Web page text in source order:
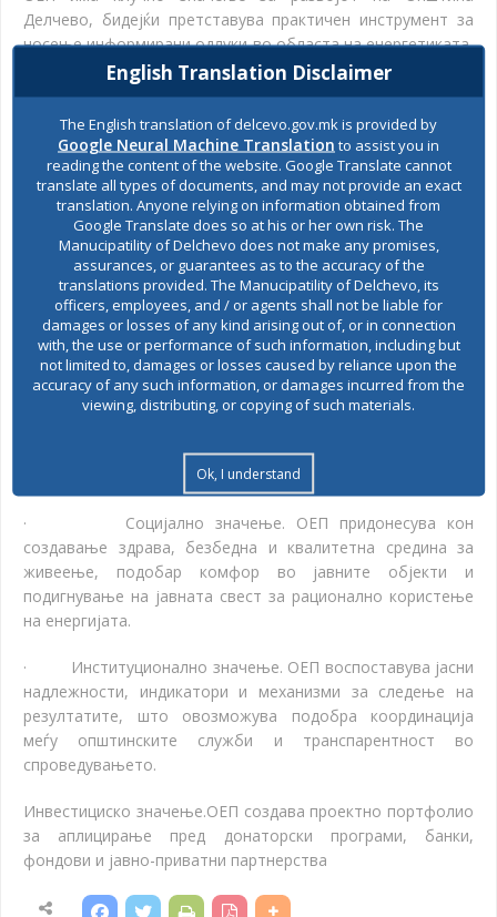
Делчево, бидејќи претставува практичен инструмент за
носење информирани одлуки во областа на енергетиката,
инфраструктурата и одржливиот локален развој.
Значењето на ОЕП се согледува преку следните аспекти:
·Стратешко значење. ОЕП ја поврзува локалната
енергетска политика со националните и европските цели
за енергетска ефикасност, декарбонизација и климатска
отпорност, обезбедувајќи јасен правец за идниот развој
на општината.
·Економско значење.Преку рационално користење на
енергијата, реконструкција на објекти и модернизација, се
намалуваат тековните трошоци во општинскиот буџет и
се ослободуваат средства за други развојни приоритети.
Еколошко значење . Спроведувањето на мерките од
загадување на воздухоти негативните влијанија врз
· Социјално значење. ОЕП придонесува кон
создавање здрава, безбедна и квалитетна средина за
живеење, подобар комфор во јавните објекти и
подигнување на јавната свест за рационално користење
на енергијата.
· Институционално значење. ОЕП воспоставува јасни
надлежности, индикатори и механизми за следење на
резултатите, што овозможува подобра координација
меѓу општинските служби и транспарентност во
спроведувањето.
Инвестициско значење.ОЕП создава проектно портфолио
за аплицирање пред донаторски програми, банки,
фондови и јавно-приватни партнерства
English Translation Disclaimer
The English translation of delcevo.gov.mk is provided by
Google Neural Machine Translation to assist you in
reading the content of the website. Google Translate cannot
translate all types of documents, and may not provide an exact
translation. Anyone relying on information obtained from
Google Translate does so at his or her own risk. The
Manucipatility of Delchevo does not make any promises,
assurances, or guarantees as to the accuracy of the
translations provided. The Manucipatility of Delchevo, its
officers, employees, and / or agents shall not be liable for
damages or losses of any kind arising out of, or in connection
with, the use or performance of such information, including but
not limited to, damages or losses caused by reliance upon the
accuracy of any such information, or damages incurred from the
viewing, distributing, or copying of such materials.
Ok, I understand